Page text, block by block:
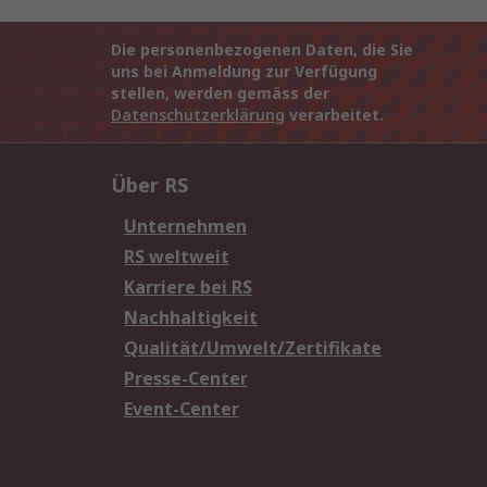
Die personenbezogenen Daten, die Sie
uns bei Anmeldung zur Verfügung
stellen, werden gemäss der
Datenschutzerklärung verarbeitet.
Über RS
Unternehmen
RS weltweit
Karriere bei RS
Nachhaltigkeit
Qualität/Umwelt/Zertifikate
Presse-Center
Event-Center